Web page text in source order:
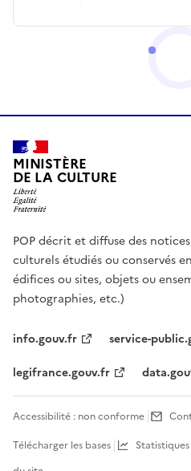
MINISTÈRE
DE LA CULTURE
POP décrit et diffuse des
culturels étudiés ou conservés
édifices ou sites, objets ou
photographies, etc.)
info.gouv.fr
service-
legifrance.gouv.fr
Accessibilité : non conforme
Télécharger les bases
Statistiques